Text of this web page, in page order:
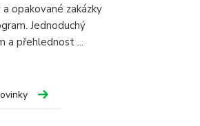
opakované zakázky
Jednoduchý
a přehlednost ...